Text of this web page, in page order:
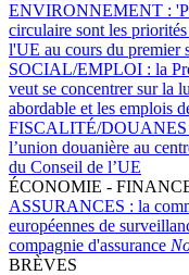
ENVIRONNEMENT :
circulaire sont les
l'UE au cours du premier
SOCIAL/EMPLOI : la
veut se concentrer sur la
abordable et les emplois
FISCALITÉ/DOUANES
l’union douanière au
du Conseil de l’UE
ÉCONOMIE -
ASSURANCES : la
européennes de
compagnie d'assurance
BRÈVES